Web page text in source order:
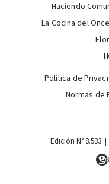
Haciendo
La Cocina del Once
Política de
Normas de
Edición N° 8.533